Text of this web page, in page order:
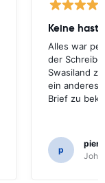
Keine
Alles war
der
Swasiland
ein anderes
Brief zu
p